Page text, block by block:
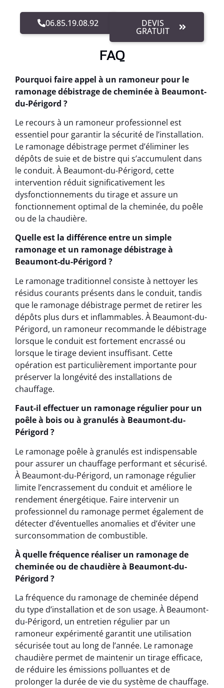
06.85.19.08.92 DEVIS
GRATUIT
FAQ
Pourquoi faire appel à un ramoneur pour le
ramonage débistrage de cheminée à Beaumont-
du-Périgord ?
Le recours à un ramoneur professionnel est
essentiel pour garantir la sécurité de l’installation.
Le ramonage débistrage permet d’éliminer les
dépôts de suie et de bistre qui s’accumulent dans
le conduit. À Beaumont-du-Périgord, cette
intervention réduit significativement les
dysfonctionnements du tirage et assure un
fonctionnement optimal de la cheminée, du poêle
ou de la chaudière.
Quelle est la différence entre un simple
ramonage et un ramonage débistrage à
Beaumont-du-Périgord ?
Le ramonage traditionnel consiste à nettoyer les
résidus courants présents dans le conduit, tandis
que le ramonage débistrage permet de retirer les
dépôts plus durs et inflammables. À Beaumont-du-
Périgord, un ramoneur recommande le débistrage
lorsque le conduit est fortement encrassé ou
lorsque le tirage devient insuffisant. Cette
opération est particulièrement importante pour
préserver la longévité des installations de
chauffage.
Faut-il effectuer un ramonage régulier pour un
poêle à bois ou à granulés à Beaumont-du-
Périgord ?
Le ramonage poêle à granulés est indispensable
pour assurer un chauffage performant et sécurisé.
À Beaumont-du-Périgord, un ramonage régulier
limite l’encrassement du conduit et améliore le
rendement énergétique. Faire intervenir un
professionnel du ramonage permet également de
détecter d’éventuelles anomalies et d’éviter une
surconsommation de combustible.
À quelle fréquence réaliser un ramonage de
cheminée ou de chaudière à Beaumont-du-
Périgord ?
La fréquence du ramonage de cheminée dépend
du type d’installation et de son usage. À Beaumont-
du-Périgord, un entretien régulier par un
ramoneur expérimenté garantit une utilisation
sécurisée tout au long de l’année. Le ramonage
chaudière permet de maintenir un tirage efficace,
de réduire les émissions polluantes et de
prolonger la durée de vie du système de chauffage.